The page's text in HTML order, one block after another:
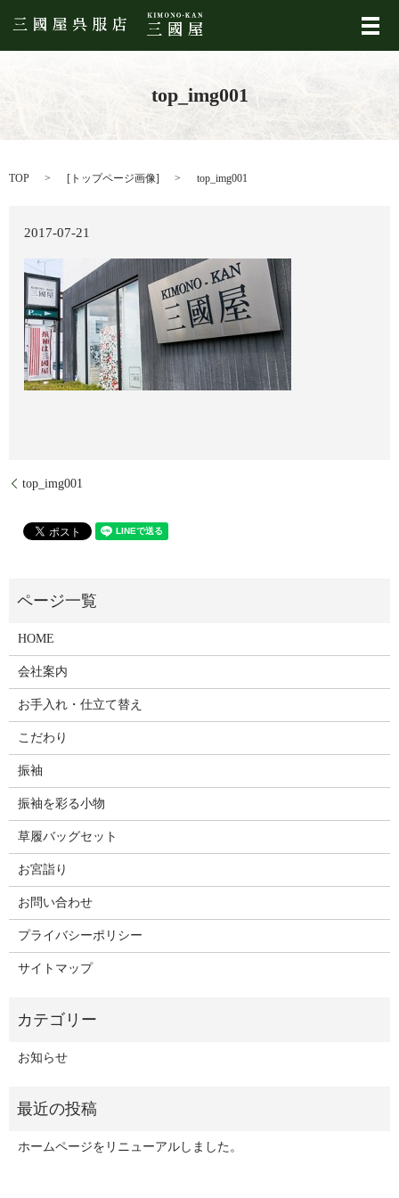
メ
top_img001
TOP [ トップページ画像] top_img001
2017-07-21
top_img001
HOME
会社案内
お手入れ・仕立て替え
こだわり
振袖
振袖を彩る小物
草履バッグセット
お宮詣り
お問い合わせ
プライバシーポリシー
サイトマップ
お知らせ
ホームページをリニューアルしました。